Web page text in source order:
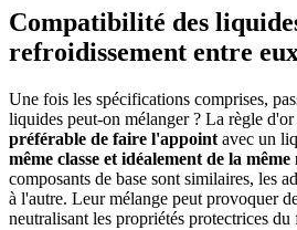
Compatibilité des
refroidissement entre
Une fois les spécifications comprises,
liquides peut-on mélanger ? La règle d'or
préférable de faire l'appoint avec un
même classe et idéalement de la
composants de base sont similaires, les
à l'autre. Leur mélange peut provoquer
neutralisant les propriétés protectrices du